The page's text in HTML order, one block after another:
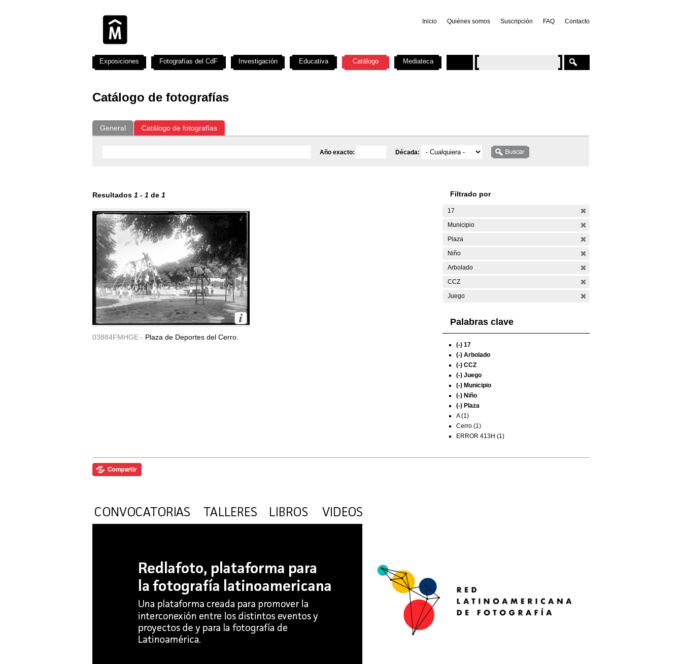
Inicio Quiénes somos Suscripción FAQ Contacto
Catálogo de fotografías
General Catálogo de fotografías
Año exacto: Década:
Resultados 1 - 1 de 1
03884FMHGE - Plaza de Deportes del Cerro.
Filtrado por
17
Municipio
Plaza
Niño
Arbolado
CCZ
Juego
Palabras clave
(-) 17
(-) Arbolado
(-) CCZ
(-) Juego
(-) Municipio
(-) Niño
(-) Plaza
A (1)
Cerro (1)
ERROR 413H (1)
Exposiciones Fotografías del CdF Investigación Educativa Catálogo Mediateca